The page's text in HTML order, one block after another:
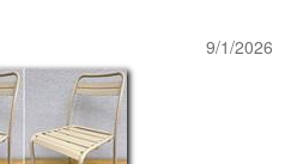
9/1/2026